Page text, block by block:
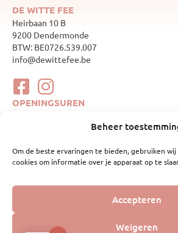
Beheer
Om de beste ervaringen te bieden, gebruiken
cookies om informatie over je apparaat op te
Accepteren
Weigeren
DE WITTE FEE
Heirbaan 10 B
9200 Dendermonde
BTW: BE0726.539.007
info@dewittefee.be
OPENINGSUREN
10:00–17:00
donderdag
10:00–17:00
vrijdag
10:00–17:00
zondag
Gesloten
Mijn account
Geboortelijsten